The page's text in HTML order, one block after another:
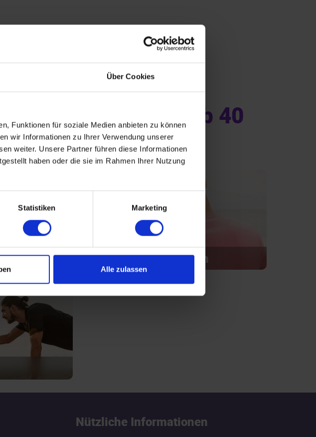
Über Cookies
Funktionen für soziale Medien anbieten zu können
wir Informationen zu Ihrer Verwendung unserer
weiter. Unsere Partner führen diese Informationen
haben oder die sie im Rahmen Ihrer Nutzung
Statistiken Marketing
Alle zulassen
schwule Singles ab 40
Introvertiert glücklich
Nützliche Informationen